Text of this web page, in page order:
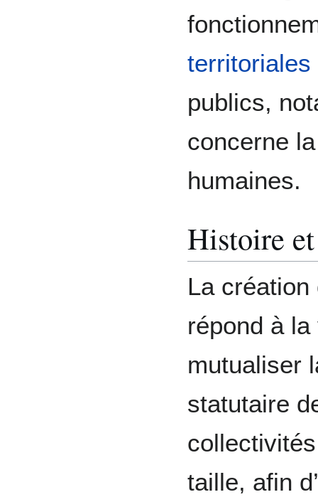
territoriales
publics,
concerne
humaines.
Histoire
La
répond à
mutualiser
statutaire
taille, afin